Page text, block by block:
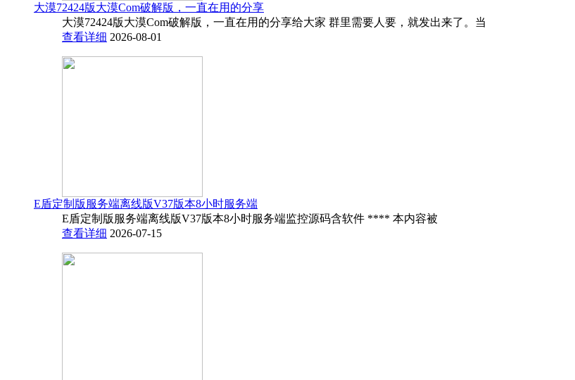
大漠72424版大漠Com破解版，一直在用的分享
大漠72424版大漠Com破解版，一直在用的分享给大家 群里需要人要，就发出来了。当
查看详细 2026-08-01
E盾定制版服务端离线版V37版本8小时服务端
E盾定制版服务端离线版V37版本8小时服务端监控源码含软件 **** 本内容被
查看详细 2026-07-15